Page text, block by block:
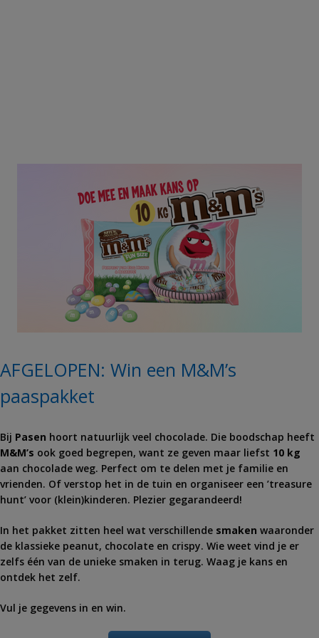
AFGELOPEN: Win een M&M’s
paaspakket
Bij Pasen hoort natuurlijk veel chocolade. Die boodschap heeft
M&M’s ook goed begrepen, want ze geven maar liefst 10 kg
aan chocolade weg. Perfect om te delen met je familie en
vrienden. Of verstop het in de tuin en organiseer een ’treasure
hunt’ voor (klein)kinderen. Plezier gegarandeerd!
In het pakket zitten heel wat verschillende smaken waaronder
de klassieke peanut, chocolate en crispy. Wie weet vind je er
zelfs één van de unieke smaken in terug. Waag je kans en
ontdek het zelf.
Vul je gegevens in en win.